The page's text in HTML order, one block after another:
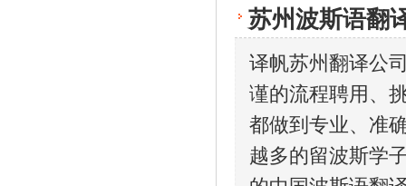
苏州波斯语翻
译帆苏州翻译公
谨的流程聘用、
都做到专业、准
越多的留波斯学